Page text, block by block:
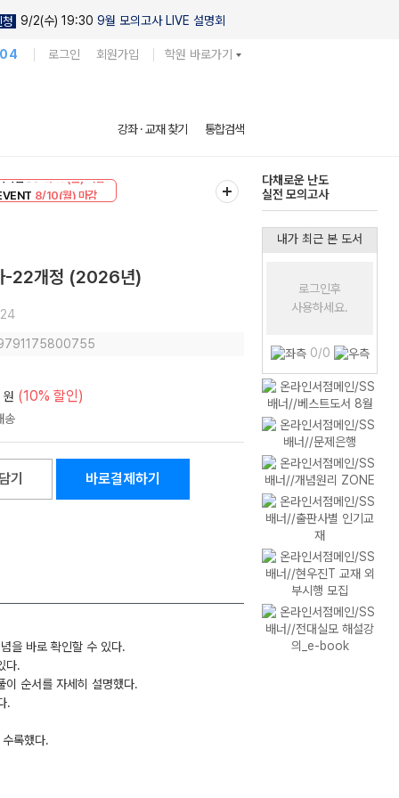
청 9/2(수) 19:30 9월 모의고사 LIVE 설명회
로그인 회원가입 학원 바로가기
강좌 · 교재 찾기 통합검색
8/10(월) 마감
다채로운 난도
실전 모의고사
-22개정 (2026년)
원 (10% 할인)
기 바로결제하기
을 바로 확인할 수 있다.
다.
순서를 자세히 설명했다.
.
록했다.
내가 최근 본 도서
로그인후
사용하세요.
0/0